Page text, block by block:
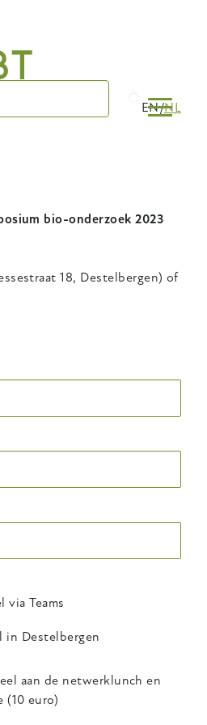
EN NL
bio-onderzoek 2023
18, Destelbergen) of
via Teams
in Destelbergen
aan de netwerklunch en
(10 euro)